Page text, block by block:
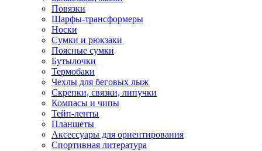
Повязки
Шарфы-трансформеры
Носки
Сумки и рюкзаки
Поясные сумки
Бутылочки
Термобаки
Чехлы для беговых лыж
Скрепки, связки, липучки
Компасы и чипы
Тейп-ленты
Планшеты
Аксессуары для ориентирования
Спортивная литература